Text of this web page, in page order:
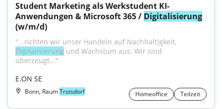
Student Marketing als Werkstudent KI-
Anwendungen & Microsoft 365 / Digitalisierung
(w/m/d)
Digitalisierung und Wachstum aus. Wir sind
überzeugt..."
E.ON SE
Bonn, RaumTroisdorf Homeoffice Teilzeit